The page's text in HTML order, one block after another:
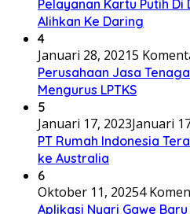
Pelayanan Kartu Putih
Alihkan Ke Daring
4
Januari 28, 20215
Perusahaan Jasa
Mengurus LPTKS
5
Januari 17, 2023Januari
PT Rumah Indonesia
ke Australia
6
Oktober 11, 20254
Aplikasi Nyari Gawe